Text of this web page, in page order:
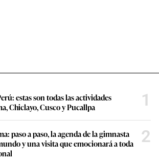
estas son todas las actividades
Chiclayo, Cusco y Pucallpa
1
paso a paso, la agenda de la gimnasta
y una visita que emocionará a toda
2